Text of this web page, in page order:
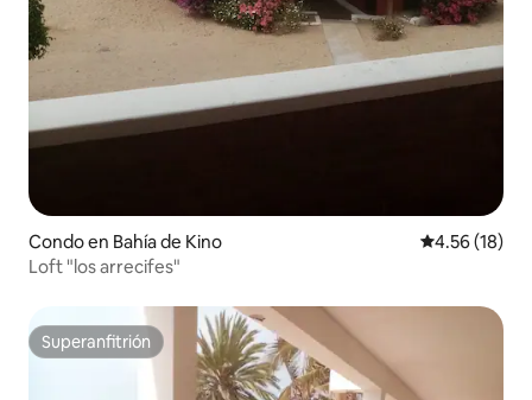
Condo en Bahía de Kino Calificación
4.56 (18)
Loft "los arrecifes"
Superanfitrión
Superanfitrión